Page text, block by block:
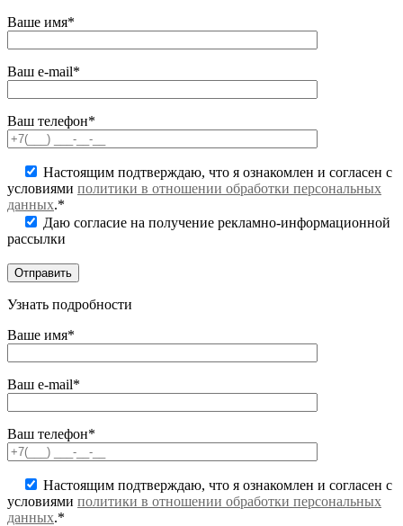
Ваше имя*
Ваш e-mail*
Ваш телефон*
Настоящим подтверждаю, что я ознакомлен и согласен с
условиями политики в отношении обработки персональных
данных.*
Даю согласие на получение рекламно-информационной
рассылки
Узнать подробности
Ваше имя*
Ваш e-mail*
Ваш телефон*
Настоящим подтверждаю, что я ознакомлен и согласен с
условиями политики в отношении обработки персональных
данных.*